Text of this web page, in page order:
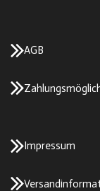
AGB
Impressum